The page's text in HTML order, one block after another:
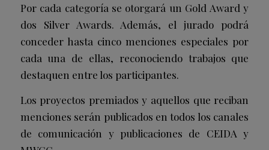
Por cada categoría se otorgará un Gold Award y
dos Silver Awards. Además, el jurado podrá
conceder hasta cinco menciones especiales por
cada una de ellas, reconociendo trabajos que
destaquen entre los participantes.
Los proyectos premiados y aquellos que reciban
menciones serán publicados en todos los canales
de comunicación y publicaciones de CEIDA y